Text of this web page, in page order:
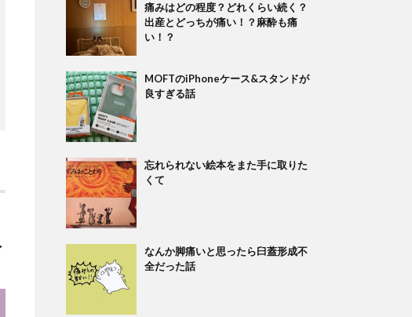
痛みはどの程度？どれくらい続く？
出産とどっちが痛い！？麻酔も痛
い！？
MOFTのiPhoneケース&スタンドが
良すぎる話
忘れられない絵本をまた手に取りた
くて
なんか脚痛いと思ったら臼蓋形成不
全だった話